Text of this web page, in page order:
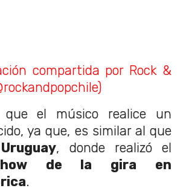
compartida por Rock &
que el músico realice un
ya que, es similar al que
Uruguay, donde realizó el
de la gira en
.